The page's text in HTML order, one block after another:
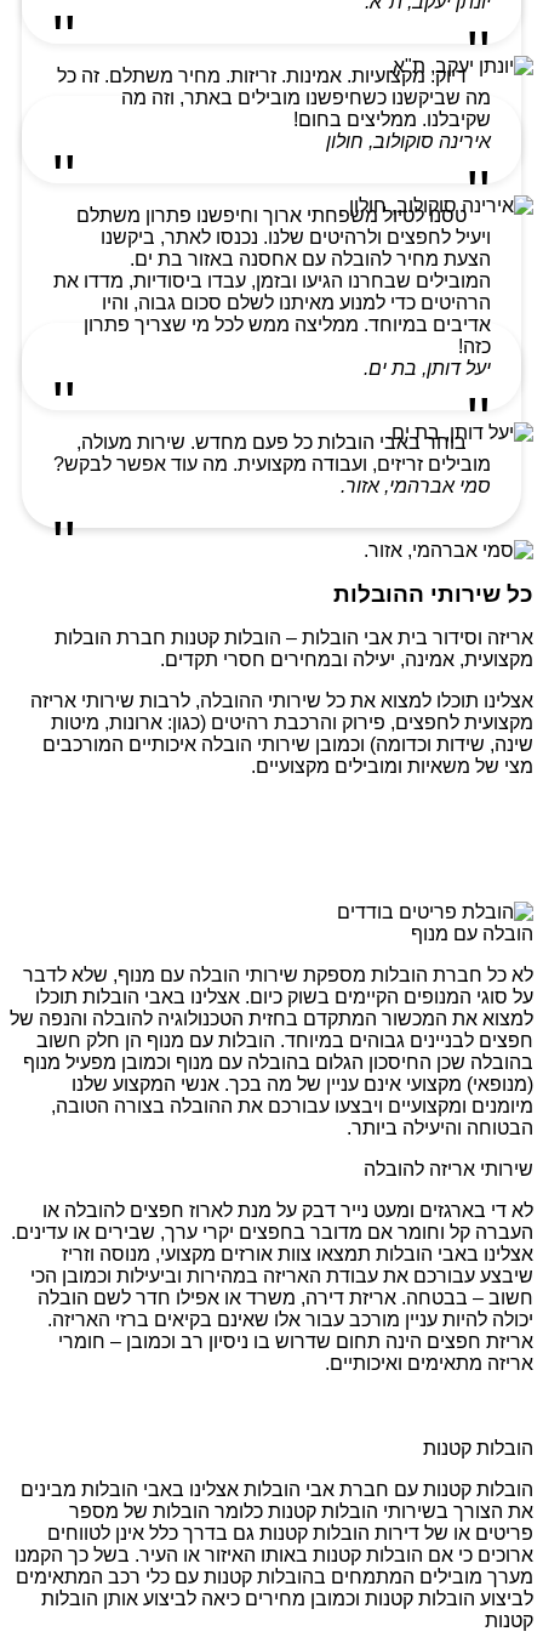
דיוק. מקצועיות. אמינות. זריזות. מחיר משתלם. זה כל
מה שביקשנו כשחיפשנו מובילים באתר, וזה מה
שקיבלנו. ממליצים בחום!
אירינה סוקולוב, חולון
טסנו לטיול משפחתי ארוך וחיפשנו פתרון משתלם
ויעיל לחפצים ולרהיטים שלנו. נכנסו לאתר, ביקשנו
הצעת מחיר להובלה עם אחסנה באזור בת ים.
המובילים שבחרנו הגיעו ובזמן, עבדו ביסודיות, מדדו את
הרהיטים כדי למנוע מאיתנו לשלם סכום גבוה, והיו
אדיבים במיוחד. ממליצה ממש לכל מי שצריך פתרון
כזה!
יעל דותן, בת ים.
בוחר באבי הובלות כל פעם מחדש. שירות מעולה,
מובילים זריזים, ועבודה מקצועית. מה עוד אפשר לבקש?
סמי אברהמי, אזור.
כל שירותי ההובלות
אריזה וסידור בית אבי הובלות – הובלות קטנות חברת הובלות
מקצועית, אמינה, יעילה ובמחירים חסרי תקדים.
אצלינו תוכלו למצוא את כל שירותי ההובלה, לרבות שירותי אריזה
מקצועית לחפצים, פירוק והרכבת רהיטים (כגון: ארונות, מיטות
שינה, שידות וכדומה) וכמובן שירותי הובלה איכותיים המורכבים
מצי של משאיות ומובילים מקצועיים.
הובלה עם מנוף
לא כל חברת הובלות מספקת שירותי הובלה עם מנוף, שלא לדבר
על סוגי המנופים הקיימים בשוק כיום. אצלינו באבי הובלות תוכלו
למצוא את המכשור המתקדם בחזית הטכנולוגיה להובלה והנפה של
חפצים לבניינים גבוהים במיוחד. הובלות עם מנוף הן חלק חשוב
בהובלה שכן החיסכון הגלום בהובלה עם מנוף וכמובן מפעיל מנוף
(מנופאי) מקצועי אינם עניין של מה בכך. אנשי המקצוע שלנו
מיומנים ומקצועיים ויבצעו עבורכם את ההובלה בצורה הטובה,
הבטוחה והיעילה ביותר.
שירותי אריזה להובלה
לא די בארגזים ומעט נייר דבק על מנת לארוז חפצים להובלה או
העברה קל וחומר אם מדובר בחפצים יקרי ערך, שבירים או עדינים.
אצלינו באבי הובלות תמצאו צוות אורזים מקצועי, מנוסה וזריז
שיבצע עבורכם את עבודת האריזה במהירות וביעילות וכמובן הכי
חשוב – בבטחה. אריזת דירה, משרד או אפילו חדר לשם הובלה
יכולה להיות עניין מורכב עבור אלו שאינם בקיאים ברזי האריזה.
אריזת חפצים הינה תחום שדרוש בו ניסיון רב וכמובן – חומרי
אריזה מתאימים ואיכותיים.
הובלות קטנות
הובלות קטנות עם חברת אבי הובלות אצלינו באבי הובלות מבינים
את הצורך בשירותי הובלות קטנות כלומר הובלות של מספר
פריטים או של דירות הובלות קטנות גם בדרך כלל אינן לטווחים
ארוכים כי אם הובלות קטנות באותו האיזור או העיר. בשל כך הקמנו
מערך מובילים המתמחים בהובלות קטנות עם כלי רכב המתאימים
לביצוע הובלות קטנות וכמובן מחירים כיאה לביצוע אותן הובלות
קטנות